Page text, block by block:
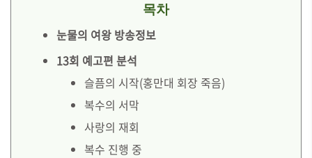
목차
눈물의 여왕 방송정보
13회 예고편 분석
슬픔의 시작(홍만대 회장 죽음)
복수의 서막
사랑의 재회
복수 진행 중